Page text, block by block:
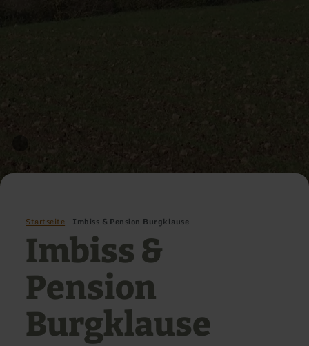
Startseite Imbiss & Pension Burgklause
Imbiss &
Pension
Burgklause